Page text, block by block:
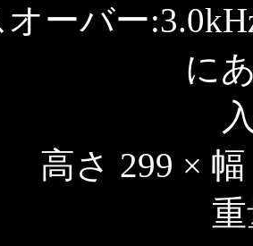
オーバー
に
高さ 299 ×